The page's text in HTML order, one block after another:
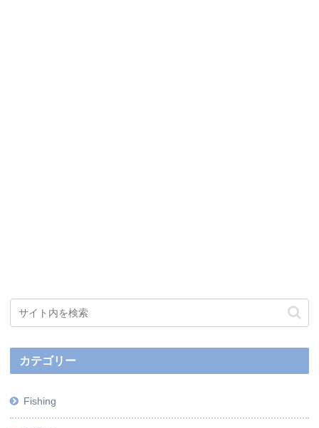
カテゴリー
Fishing